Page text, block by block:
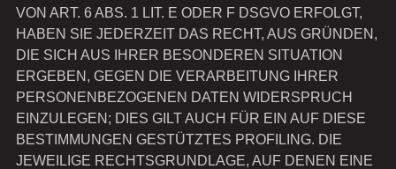
VON ART. 6 ABS. 1 LIT. E ODER F DSGVO ERFOLGT,
HABEN SIE JEDERZEIT DAS RECHT, AUS GRÜNDEN,
DIE SICH AUS IHRER BESONDEREN SITUATION
ERGEBEN, GEGEN DIE VERARBEITUNG IHRER
PERSONENBEZOGENEN DATEN WIDERSPRUCH
EINZULEGEN; DIES GILT AUCH FÜR EIN AUF DIESE
BESTIMMUNGEN GESTÜTZTES PROFILING. DIE
JEWEILIGE RECHTSGRUNDLAGE, AUF DENEN EINE